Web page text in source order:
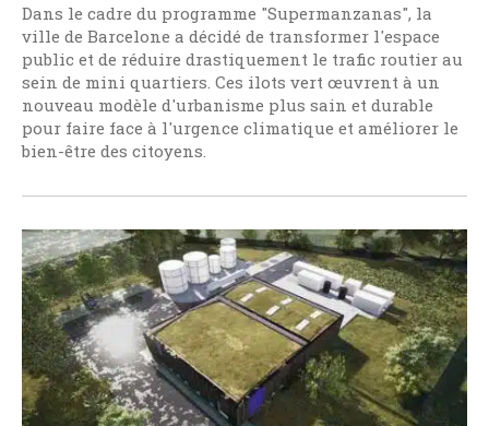
Dans le cadre du programme "Supermanzanas", la
ville de Barcelone a décidé de transformer l'espace
public et de réduire drastiquement le trafic routier au
sein de mini quartiers. Ces ilots vert œuvrent à un
nouveau modèle d'urbanisme plus sain et durable
pour faire face à l'urgence climatique et améliorer le
bien-être des citoyens.